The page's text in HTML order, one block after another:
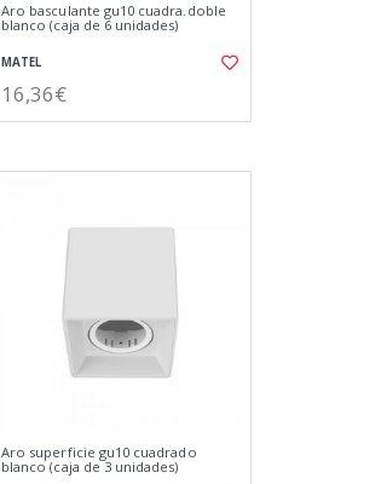
Aro basculante gu10 cuadra.doble
blanco (caja de 6 unidades)
MATEL
16,36€
Aro superficie gu10 cuadrado
blanco (caja de 3 unidades)